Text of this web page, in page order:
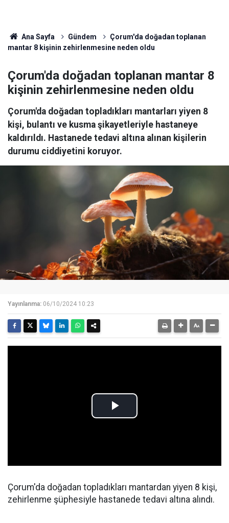
Ana Sayfa Gündem
Çorum'da doğadan toplanan
mantar 8 kişinin zehirlenmesine neden oldu
Çorum'da doğadan toplanan mantar 8
kişinin zehirlenmesine neden oldu
Çorum'da doğadan topladıkları mantarları yiyen 8
kişi, bulantı ve kusma şikayetleriyle hastaneye
kaldırıldı. Hastanede tedavi altına alınan kişilerin
durumu ciddiyetini koruyor.
Yayınlanma: 06/10/2024 10:23
Çorum'da doğadan topladıkları mantardan yiyen 8 kişi,
zehirlenme şüphesiyle hastanede tedavi altına alındı.